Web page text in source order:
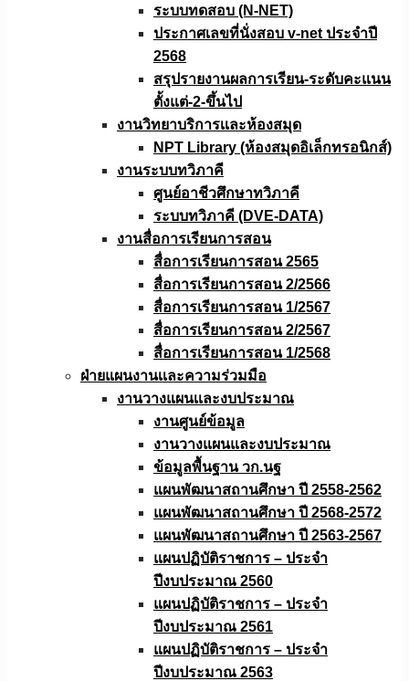
ระบบทดสอบ (N-NET)
ประกาศเลขที่นั่งสอบ v-net ประจำปี
2568
สรุปรายงานผลการเรียน-ระดับคะแนน
ตั้งแต่-2-ขึ้นไป
งานวิทยาบริการเเละห้องสมุด
NPT Library (ห้องสมุดอิเล็กทรอนิกส์)
งานระบบทวิภาคี
ศูนย์อาชีวศึกษาทวิภาคี
ระบบทวิภาคี (DVE-DATA)
งานสื่อการเรียนการสอน
สื่อการเรียนการสอน 2565
สื่อการเรียนการสอน 2/2566
สื่อการเรียนการสอน 1/2567
สื่อการเรียนการสอน 2/2567
สื่อการเรียนการสอน 1/2568
ฝ่ายแผนงานเเละความร่วมมือ
งานวางแผนเเละงบประมาณ
งานศูนย์ข้อมูล
งานวางแผนและงบประมาณ
ข้อมูลพื้นฐาน วก.นฐ
แผนพัฒนาสถานศึกษา ปี 2558-2562
แผนพัฒนาสถานศึกษา ปี 2568-2572
แผนพัฒนาสถานศึกษา ปี 2563-2567
แผนปฏิบัติราชการ – ประจำ
ปีงบประมาณ 2560
แผนปฏิบัติราชการ – ประจำ
ปีงบประมาณ 2561
แผนปฏิบัติราชการ – ประจำ
ปีงบประมาณ 2563